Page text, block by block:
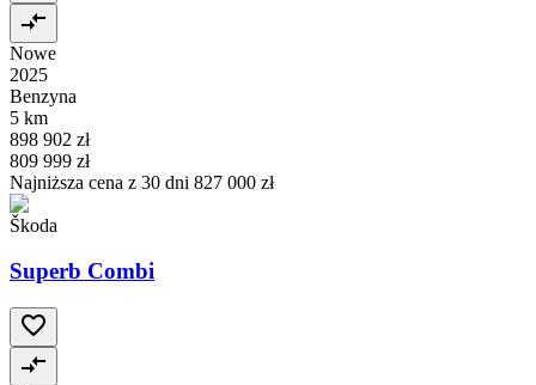
Nowe
2025
Benzyna
5 km
898 902 zł
809 999 zł
Najniższa cena z 30 dni 827 000 zł
Škoda
Superb Combi